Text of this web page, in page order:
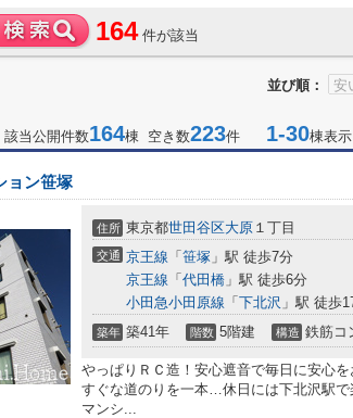
164 件が該当
並び順：
該当公開件数164棟 空き数223件 1-30棟表示
ョン笹塚
住所 東京都世田谷区大原 １丁目
交通 京王線 「 笹塚 」駅 徒歩7分
京王線 「 代田橋 」駅 徒歩6分
小田急小田原線 「 下北沢 」駅 徒歩
築年 築41年 階数 5階建 構造 鉄筋コ
やっぱりＲＣ造！安心遮音で毎日に安心
すぐな道のりを一本…休日には下北沢駅
マンシ...